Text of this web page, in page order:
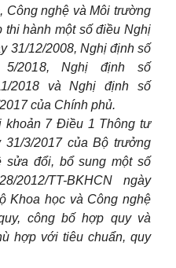
Công nghệ và Môi trường
thi hành một số điều Nghị
31/12/2008, Nghị định số
5/2018, Nghị định số
2018 và Nghị định số
của Chính phủ.
khoản 7 Điều 1 Thông tư
31/3/2017 của Bộ trưởng
sửa đổi, bổsung một số
TT-BKHCN ngày
Khoa học và Công nghệ
công bố hợp quy và
hợp với tiêu chuẩn, quy